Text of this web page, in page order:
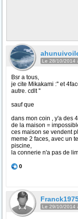
Le 28/10/2014
Bsr a tous,
je cite Mikakami :'' et
autre. cdlt ''
sauf que
dans mon coin , y'a des
de la maison =
ces maison se vendent
meme 2 faces, avec un
piscine,
la connerie n'a pas de
0
Le 29/10/2014